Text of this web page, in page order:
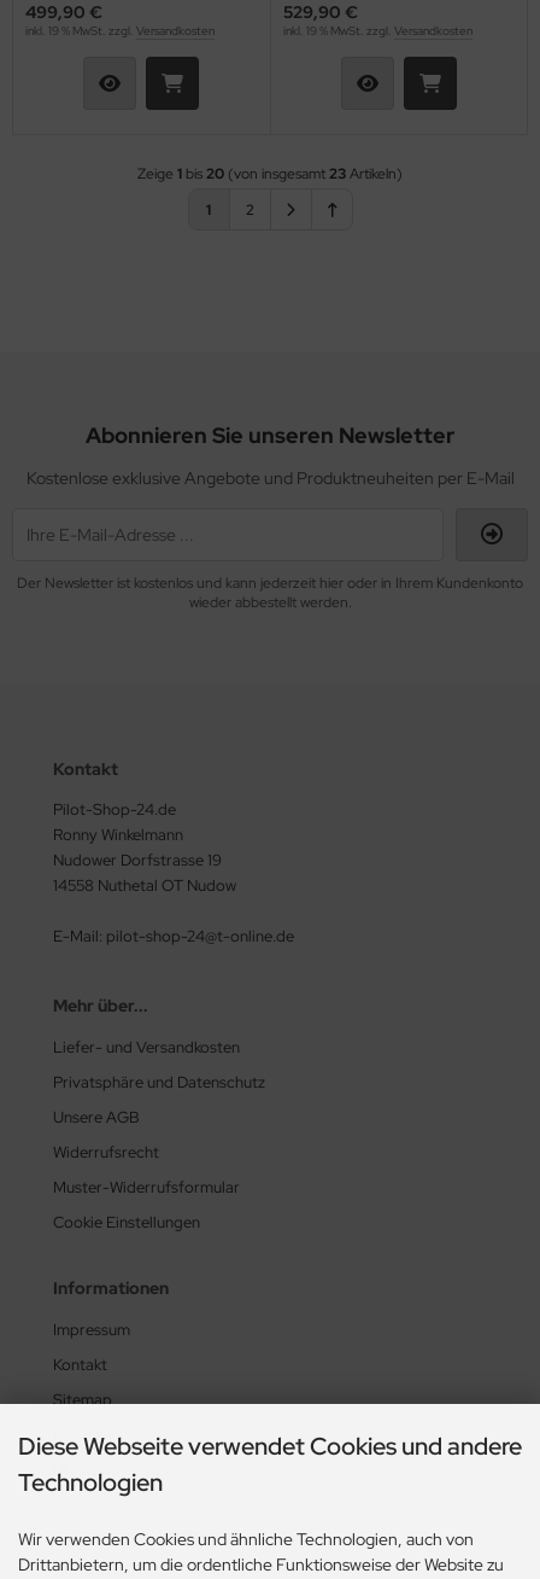
499,90 €
inkl. 19 % MwSt. zzgl. Versandkosten
529,90 €
inkl. 19 % MwSt. zzgl. Versandkosten
Zeige 1 bis20 (von insgesamt23Artikeln)
1
2
Abonnieren Sie unseren Newsletter
Kostenlose exklusive Angebote und Produktneuheiten per E-Mail
Der Newsletter ist kostenlos und kann jederzeit hier oder in Ihrem Kundenkonto
wieder abbestellt werden.
Kontakt
Pilot-Shop-24.de
Ronny Winkelmann
Nudower Dorfstrasse 19
14558 Nuthetal OT Nudow
E-Mail: pilot-shop-24@t-online.de
Mehr über...
Liefer- und Versandkosten
Privatsphäre und Datenschutz
Unsere AGB
Widerrufsrecht
Muster-Widerrufsformular
Cookie Einstellungen
Informationen
Impressum
Kontakt
Sitemap
Lieferzeit
UL-News
Zahlungsmethoden
Diese Webseite verwendet Cookies und andere
Technologien
Wir verwenden Cookies und ähnliche Technologien, auch von
Drittanbietern, um die ordentliche Funktionsweise der Website zu